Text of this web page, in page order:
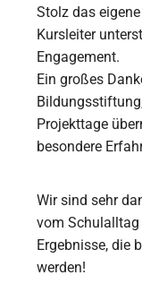
Stolz das
Kursleiter
Engagement.
Ein großes
Projekttage
besondere
Wir sind sehr
vom
Ergebnisse, die
werden!